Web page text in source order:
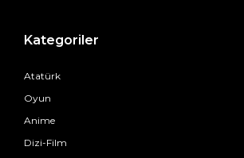
Kategoriler
Atatürk
Oyun
Anime
Dizi-Film